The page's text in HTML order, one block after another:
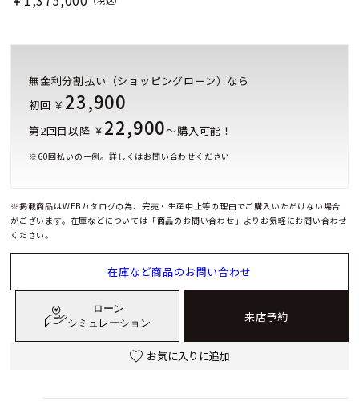
無金利分割払い（ショッピングローン）なら
初回 ￥ 23,900
第2回目以降 ￥ 22,900～購入可能！
※ 60回払いの一例。詳しくはお問い合わせください
※掲載商品はWEBカタログの為、完売・生産中止等の理由でご購入いただけない場合
がございます。在庫などについては「商品のお問い合わせ」よりお気軽にお問い合わせ
ください。
在庫など商品のお問い合わせ
ローン
シミュレーション
来店予約
お気に入りに追加